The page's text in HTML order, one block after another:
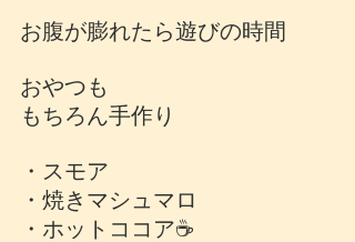
お腹が膨れたら遊びの時間
おやつも
もちろん手作り
・スモア
・焼きマシュマロ
・ホットココア☕